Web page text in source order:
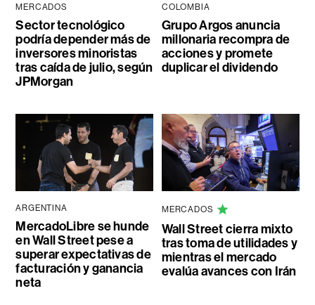
MERCADOS
Sector tecnológico
podría depender más de
inversores minoristas
tras caída de julio, según
JPMorgan
COLOMBIA
Grupo Argos anuncia
millonaria recompra de
acciones y promete
duplicar el dividendo
ARGENTINA
MercadoLibre se hunde
en Wall Street pese a
superar expectativas de
facturación y ganancia
neta
MERCADOS
Wall Street cierra mixto
tras toma de utilidades y
mientras el mercado
evalúa avances con Irán